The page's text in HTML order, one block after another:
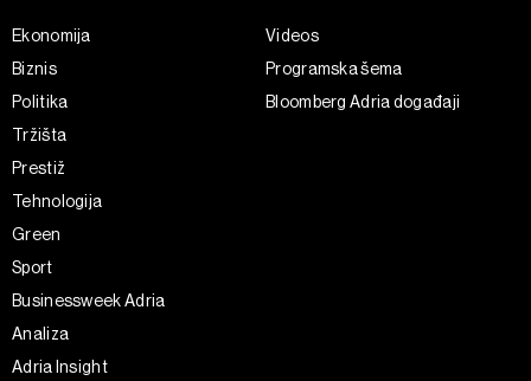
Ekonomija
Biznis
Politika
Tržišta
Prestiž
Tehnologija
Green
Sport
Businessweek Adria
Analiza
Adria Insight
Videos
Programska šema
Bloomberg Adria događaji